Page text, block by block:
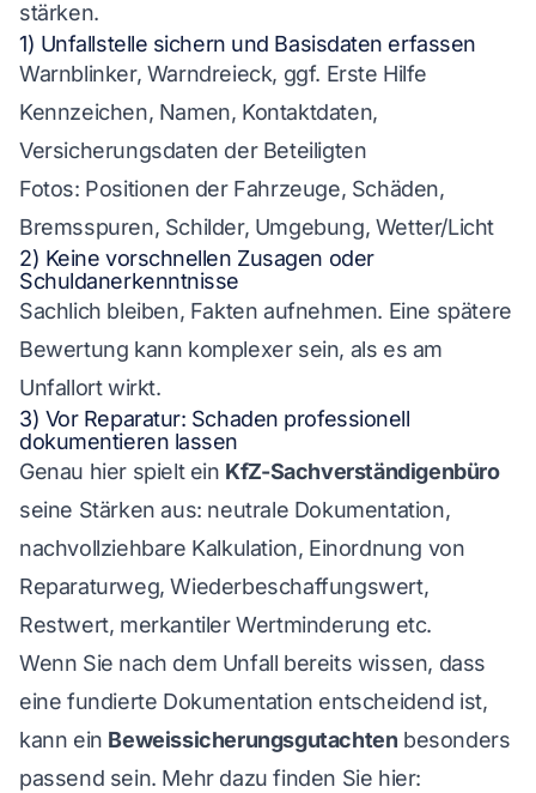
stärken.
1) Unfallstelle sichern und Basisdaten erfassen
Warnblinker, Warndreieck, ggf. Erste Hilfe
Kennzeichen, Namen, Kontaktdaten,
Versicherungsdaten der Beteiligten
Fotos: Positionen der Fahrzeuge, Schäden,
Bremsspuren, Schilder, Umgebung, Wetter/Licht
2) Keine vorschnellen Zusagen oder
Schuldanerkenntnisse
Sachlich bleiben, Fakten aufnehmen. Eine spätere
Bewertung kann komplexer sein, als es am
Unfallort wirkt.
3) Vor Reparatur: Schaden professionell
dokumentieren lassen
Genau hier spielt ein KfZ-Sachverständigenbüro
seine Stärken aus: neutrale Dokumentation,
nachvollziehbare Kalkulation, Einordnung von
Reparaturweg, Wiederbeschaffungswert,
Restwert, merkantiler Wertminderung etc.
Wenn Sie nach dem Unfall bereits wissen, dass
eine fundierte Dokumentation entscheidend ist,
kann ein Beweissicherungsgutachten besonders
passend sein. Mehr dazu finden Sie hier: